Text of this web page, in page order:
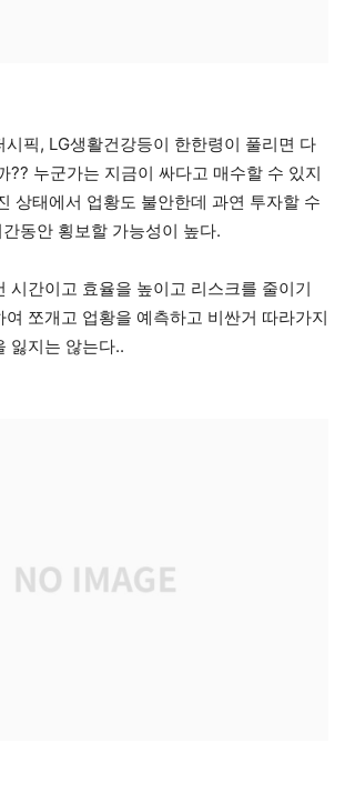
픽, LG생활건강등이 한한령이 풀리면 다
?? 누군가는 지금이 싸다고 매수할 수 있지
상태에서 업황도 불안한데 과연 투자할 수
동안 횡보할 가능성이 높다.
시간이고 효율을 높이고 리스크를 줄이기
여 쪼개고 업황을 예측하고 비싼거 따라가지
잃지는 않는다..